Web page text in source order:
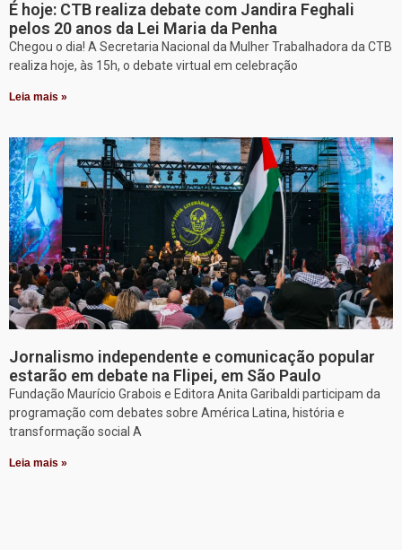
É hoje: CTB realiza debate com Jandira Feghali
pelos 20 anos da Lei Maria da Penha
Chegou o dia! A Secretaria Nacional da Mulher Trabalhadora da CTB
realiza hoje, às 15h, o debate virtual em celebração
Leia mais »
Jornalismo independente e comunicação popular
estarão em debate na Flipei, em São Paulo
Fundação Maurício Grabois e Editora Anita Garibaldi participam da
programação com debates sobre América Latina, história e
transformação social A
Leia mais »